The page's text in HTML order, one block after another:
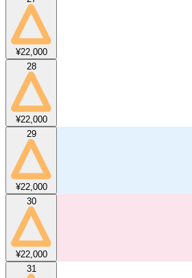
¥22,000
28
¥22,000
29
¥22,000
30
¥22,000
31